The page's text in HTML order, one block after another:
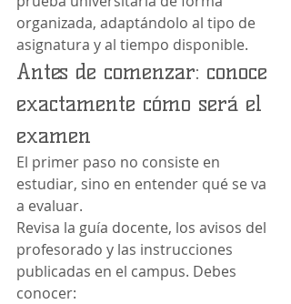
organizada, adaptándolo al tipo de
asignatura y al tiempo disponible.
Antes de comenzar: conoce
exactamente cómo será el
examen
El primer paso no consiste en
estudiar, sino en entender qué se va
a evaluar.
Revisa la guía docente, los avisos del
profesorado y las instrucciones
publicadas en el campus. Debes
conocer: